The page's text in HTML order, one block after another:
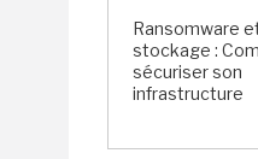
Ransomware
stockage :
sécuriser son
infrastructure